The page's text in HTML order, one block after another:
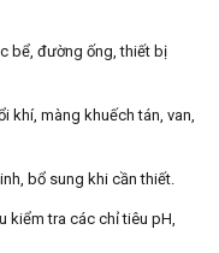
bể, đường ống, thiết bị
khí, màng khuếch tán, van,
bổ sung khi cần thiết.
kiểm tra các chỉ tiêu pH,